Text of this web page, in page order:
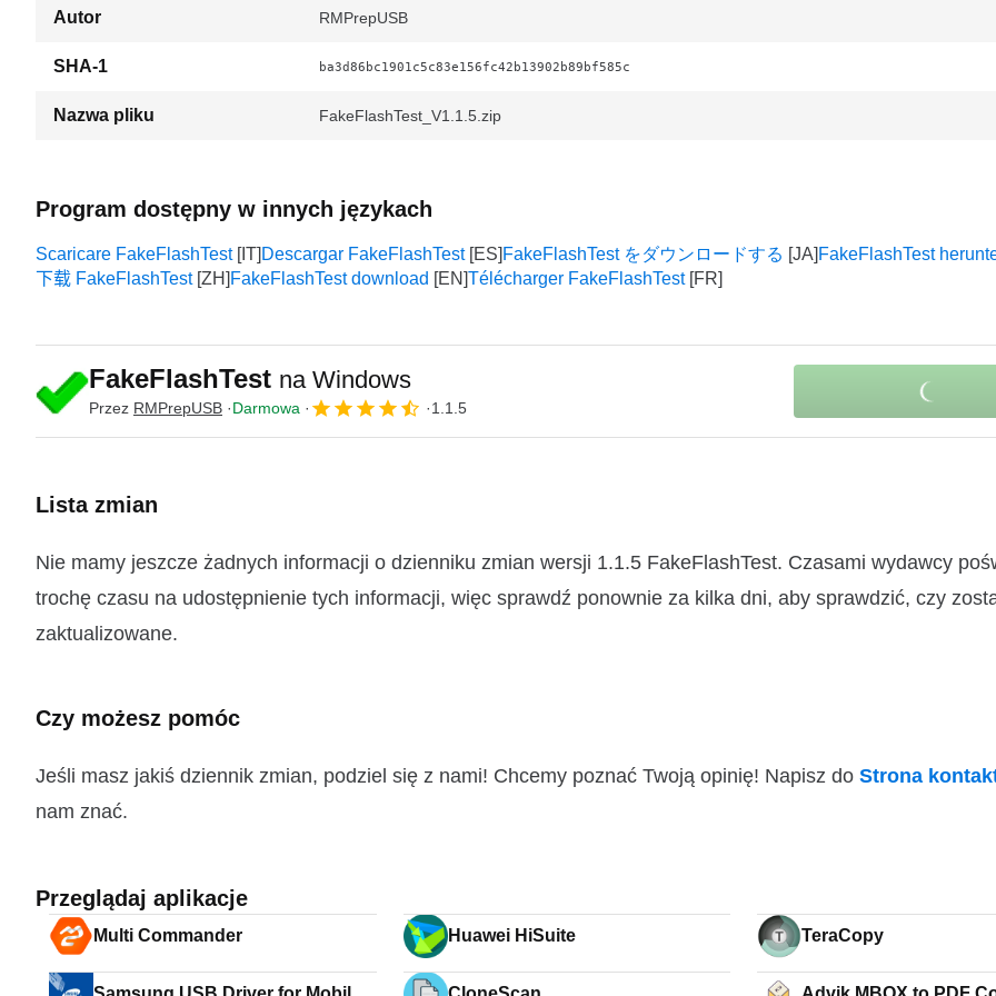
Autor RMPrepUSB
SHA-1 ba3d86bc1901c5c83e156fc42b13902b89bf585c
Nazwa pliku FakeFlashTest_V1.1.5.zip
Program dostępny w innych językach
Scaricare FakeFlashTest Descargar FakeFlashTest FakeFlashTest をダウンロードする
FakeFlashTest
下载 FakeFlashTest
FakeFlashTest download Télécharger FakeFlashTest
FakeFlashTest na Windows
Przez RMPrepUSB Darmowa 1.1.5
Lista zmian
Nie mamy jeszcze żadnych informacji o dzienniku zmian wersji 1.1.5 FakeFlashTest. Czasami wydawcy
trochę czasu na udostępnienie tych informacji, więc sprawdź ponownie za kilka dni, aby sprawdzić, czy
zaktualizowane.
Czy możesz pomóc
Jeśli masz jakiś dziennik zmian, podziel się z nami! Chcemy poznać Twoją opinię! Napisz do Strona
nam znać.
Przeglądaj aplikacje
Multi Commander Huawei HiSuite TeraCopy